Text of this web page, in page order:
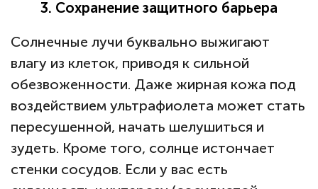
3. Сохранение защитного барьера
Солнечные лучи буквально выжигают
влагу из клеток, приводя к сильной
обезвоженности. Даже жирная кожа под
воздействием ультрафиолета может стать
пересушенной, начать шелушиться и
зудеть. Кроме того, солнце истончает
стенки сосудов. Если у вас есть